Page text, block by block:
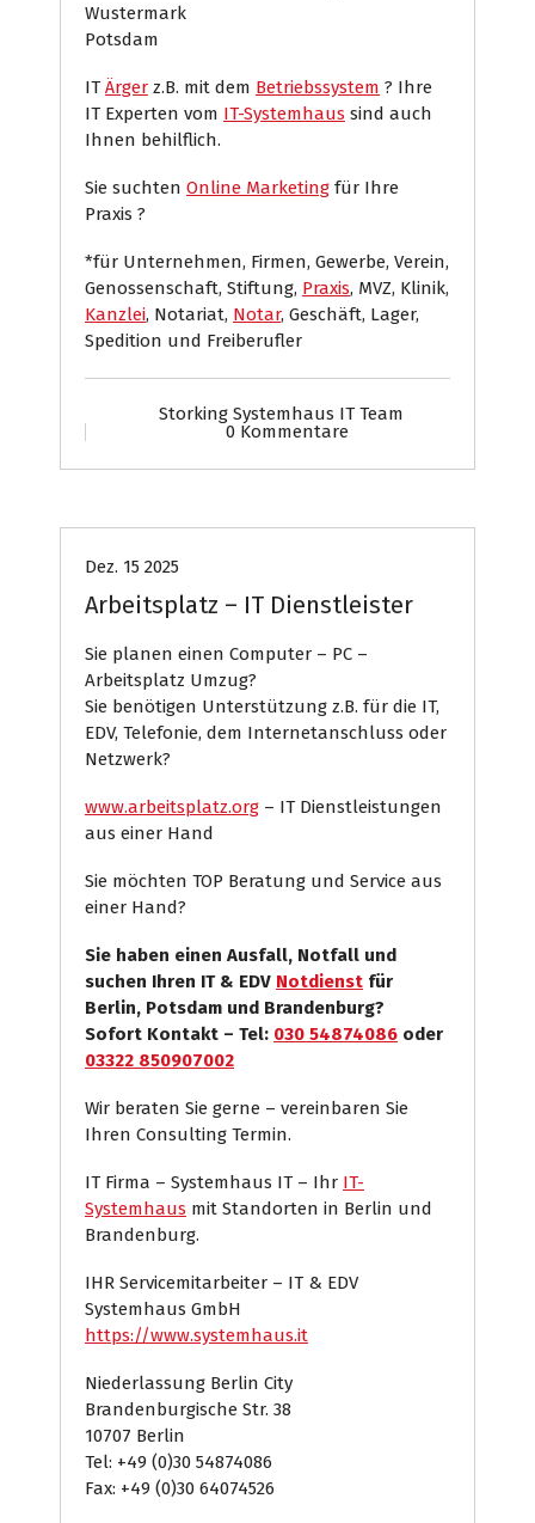
Wustermark
Potsdam
IT Ärger z.B. mit dem Betriebssystem ? Ihre
IT Experten vom IT-Systemhaus sind auch
Ihnen behilflich.
Sie suchten Online Marketing für Ihre
Praxis ?
*für Unternehmen, Firmen, Gewerbe, Verein,
Genossenschaft, Stiftung, Praxis, MVZ, Klinik,
Kanzlei, Notariat, Notar, Geschäft, Lager,
Spedition und Freiberufler
Storking Systemhaus IT Team
0 Kommentare
Dez. 15 2025
Arbeitsplatz – IT Dienstleister
Sie planen einen Computer – PC –
Arbeitsplatz Umzug?
Sie benötigen Unterstützung z.B. für die IT,
EDV, Telefonie, dem Internetanschluss oder
Netzwerk?
www.arbeitsplatz.org – IT Dienstleistungen
aus einer Hand
Sie möchten TOP Beratung und Service aus
einer Hand?
Sie haben einen Ausfall, Notfall und
suchen Ihren IT & EDV Notdienst für
Berlin, Potsdam und Brandenburg?
Sofort Kontakt – Tel: 030 54874086 oder
03322 850907002
Wir beraten Sie gerne – vereinbaren Sie
Ihren Consulting Termin.
IT Firma – Systemhaus IT – Ihr IT-
Systemhaus mit Standorten in Berlin und
Brandenburg.
IHR Servicemitarbeiter – IT & EDV
Systemhaus GmbH
https://www.systemhaus.it
Niederlassung Berlin City
Brandenburgische Str. 38
10707 Berlin
Tel: +49 (0)30 54874086
Fax: +49 (0)30 64074526